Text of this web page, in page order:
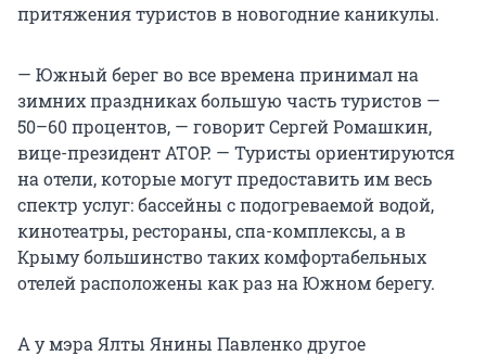
притяжения туристов в новогодние каникулы.
— Южный берег во все времена принимал на
зимних праздниках большую часть туристов —
50–60 процентов, — говорит Сергей Ромашкин,
вице-президент АТОР. — Туристы ориентируются
на отели, которые могут предоставить им весь
спектр услуг: бассейны с подогреваемой водой,
кинотеатры, рестораны, спа-комплексы, а в
Крыму большинство таких комфортабельных
отелей расположены как раз на Южном берегу.
А у мэра Ялты Янины Павленко другое